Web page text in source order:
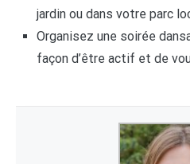
jardin ou dans votre parc
Organisez une soirée
façon d’être actif et de